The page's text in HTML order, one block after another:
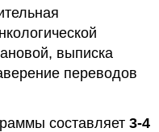
выписка
переводов
составляет 3-4